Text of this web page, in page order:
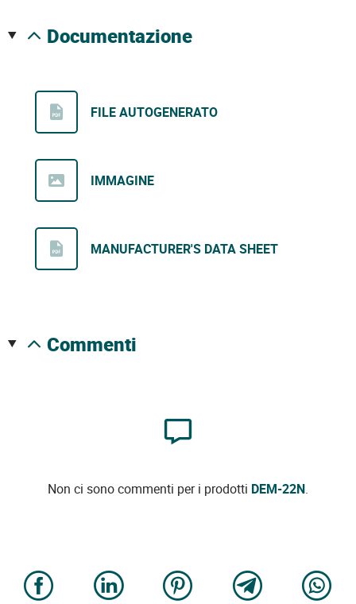
documentazione
FILE AUTOGENERATO
IMMAGINE
MANUFACTURER'S DATA SHEET
commenti
Non ci sono commenti per i prodotti DEM-22N.